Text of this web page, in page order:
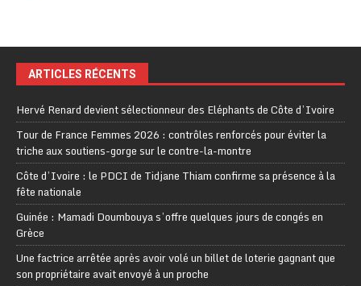
ARTICLES RÉCENTS
Hervé Renard devient sélectionneur des Eléphants de Côte d’Ivoire
Tour de France Femmes 2026 : contrôles renforcés pour éviter la
triche aux soutiens-gorge sur le contre-la-montre
Côte d’Ivoire : le PDCI de Tidjane Thiam confirme sa présence à la
fête nationale
Guinée : Mamadi Doumbouya s’offre quelques jours de congés en
Grèce
Une factrice arrêtée après avoir volé un billet de loterie gagnant que
son propriétaire avait envoyé à un proche